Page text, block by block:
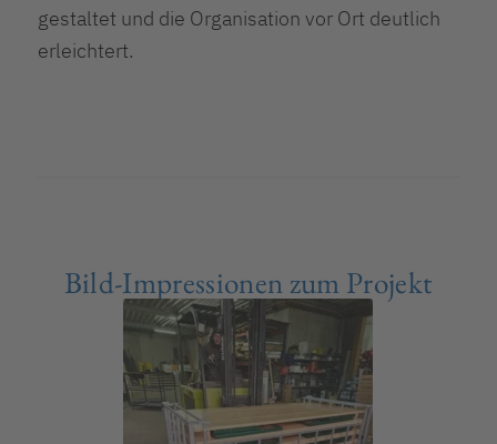
gestaltet und die Organisation vor Ort deutlich
erleichtert.
Bild-Impressionen zum Projekt